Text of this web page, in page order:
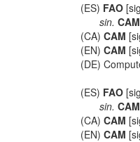
(ES) FAO
sin. CAM
(CA)CAM
(EN)CAM
(DE)
(ES) FAO
sin. CAM
(CA)CAM
(EN)CAM